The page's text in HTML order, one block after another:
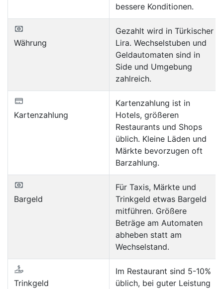
bessere Konditionen.
Währung
Gezahlt wird in Türkischer
Lira. Wechselstuben und
Geldautomaten sind in
Side und Umgebung
zahlreich.
Kartenzahlung
Kartenzahlung ist in
Hotels, größeren
Restaurants und Shops
üblich. Kleine Läden und
Märkte bevorzugen oft
Barzahlung.
Bargeld
Für Taxis, Märkte und
Trinkgeld etwas Bargeld
mitführen. Größere
Beträge am Automaten
abheben statt am
Wechselstand.
Trinkgeld
Im Restaurant sind 5-10%
üblich, bei guter Leistung